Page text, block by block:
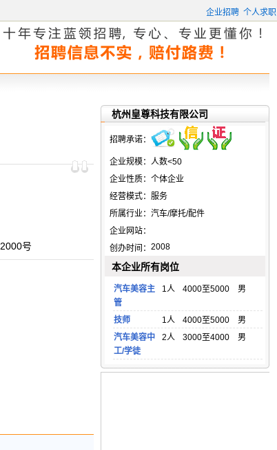
企业招聘 个人求职
号
杭州皇尊科技有限公司
招聘承诺：
企业规模： 人数<50
企业性质： 个体企业
经营模式： 服务
所属行业： 汽车/摩托/配件
企业网站：
创办时间： 2008
本企业所有岗位
汽车美容主
管
1人 4000至5000 男
技师 1人 4000至5000
男
汽车美容中
工/学徒
2人 3000至4000 男